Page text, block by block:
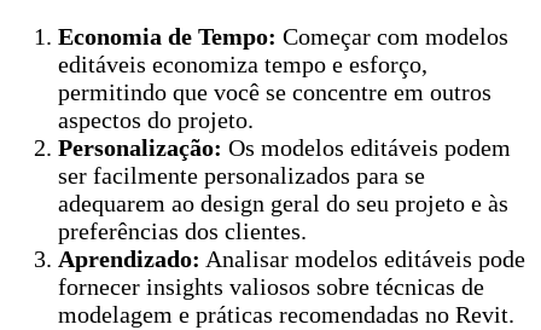
Economia de Tempo: Começar com modelos
editáveis economiza tempo e esforço,
permitindo que você se concentre em outros
aspectos do projeto.
Personalização: Os modelos editáveis podem
ser facilmente personalizados para se
adequarem ao design geral do seu projeto e às
preferências dos clientes.
Aprendizado: Analisar modelos editáveis pode
fornecer insights valiosos sobre técnicas de
modelagem e práticas recomendadas no Revit.